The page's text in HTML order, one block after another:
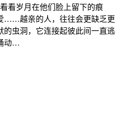
看岁月在他们脸上留下的痕
……越亲的人，往往会更缺乏更
的虫洞，它连接起彼此间一直逃
动…